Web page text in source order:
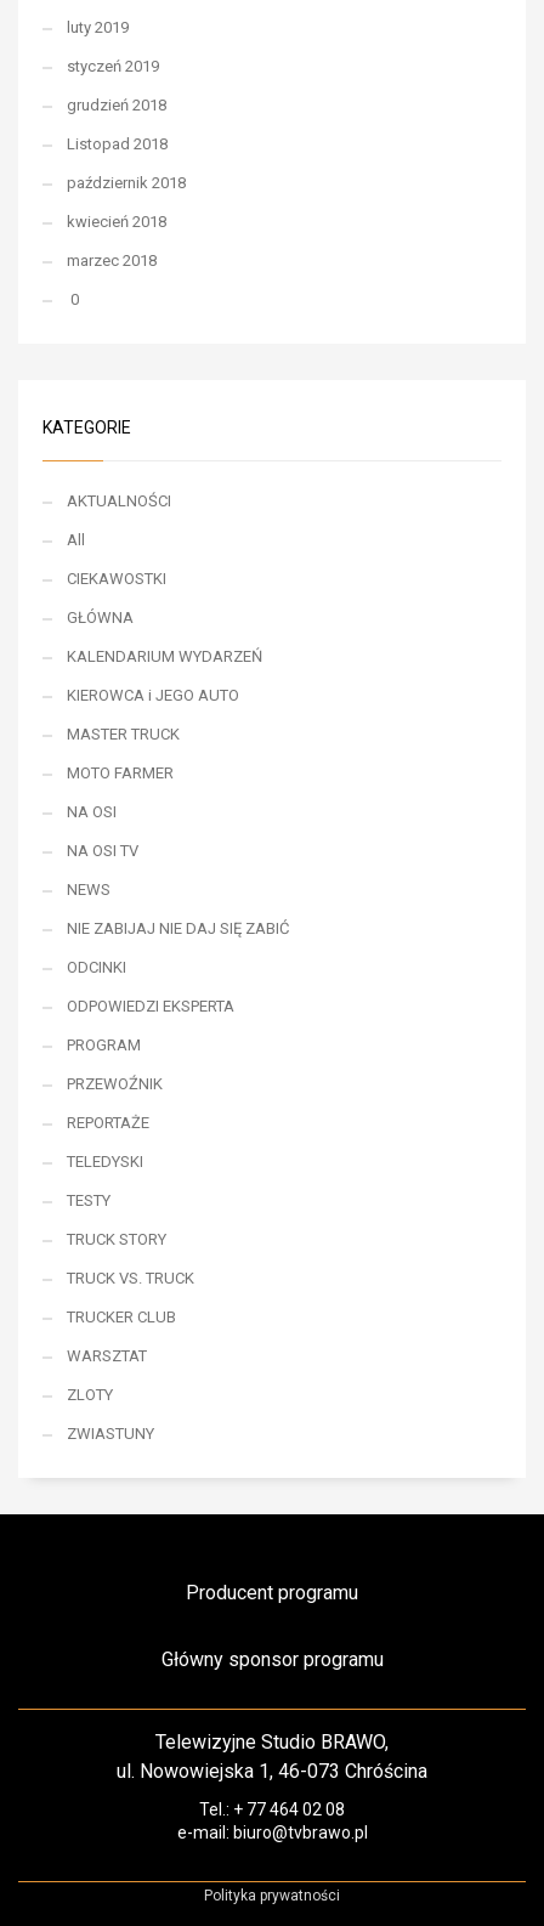
luty 2019
styczeń 2019
grudzień 2018
Listopad 2018
październik 2018
kwiecień 2018
marzec 2018
0
KATEGORIE
AKTUALNOŚCI
All
CIEKAWOSTKI
GŁÓWNA
KALENDARIUM WYDARZEŃ
KIEROWCA i JEGO AUTO
MASTER TRUCK
MOTO FARMER
NA OSI
NA OSI TV
NEWS
NIE ZABIJAJ NIE DAJ SIĘ ZABIĆ
ODCINKI
ODPOWIEDZI EKSPERTA
PROGRAM
PRZEWOŹNIK
REPORTAŻE
TELEDYSKI
TESTY
TRUCK STORY
TRUCK VS. TRUCK
TRUCKER CLUB
WARSZTAT
ZLOTY
ZWIASTUNY
Producent programu
Główny sponsor programu
Telewizyjne Studio BRAWO,
ul. Nowowiejska 1, 46-073 Chróścina
Tel.: + 77 464 02 08
e-mail: biuro@tvbrawo.pl
Polityka prywatności